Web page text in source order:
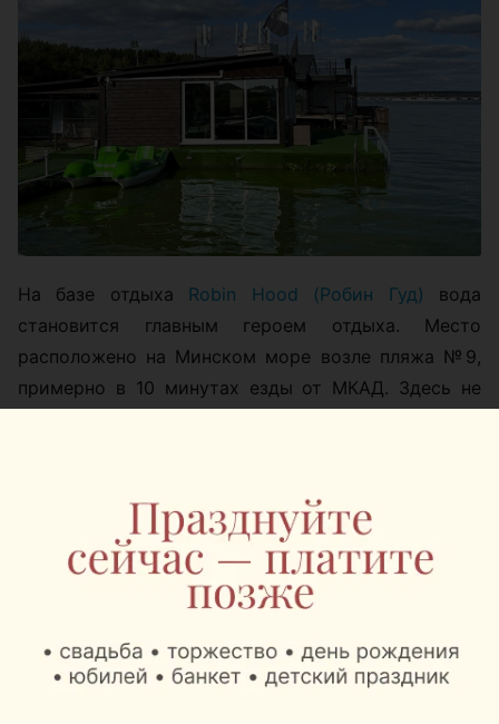
На базе отдыха Robin Hood (Робин Гуд) вода
становится главным героем отдыха. Место
расположено на Минском море возле пляжа №9,
примерно в 10 минутах езды от МКАД. Здесь не
На территории находятся три домика, русская
баня на дровах, джакузи под открытым небом и
крытая беседка с мангальной зоной. Можно
сходить в баню, а потом сидеть в джакузи и
смотреть на водохранилище.